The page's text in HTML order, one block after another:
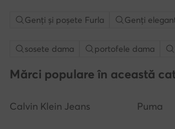
Genţi şi poşete Furla Genți
sosete dama portofele dama
Mărci populare în această
Calvin Klein Jeans Puma